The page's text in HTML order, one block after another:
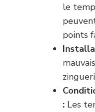
le
points
: Les